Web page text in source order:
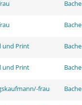
und Print
und Print
frau